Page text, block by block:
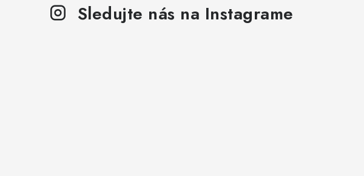
Sledujte nás na Instagrame